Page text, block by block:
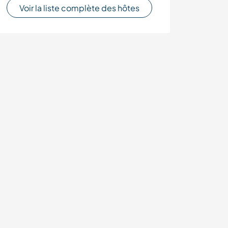
Voir la liste complète des hôtes